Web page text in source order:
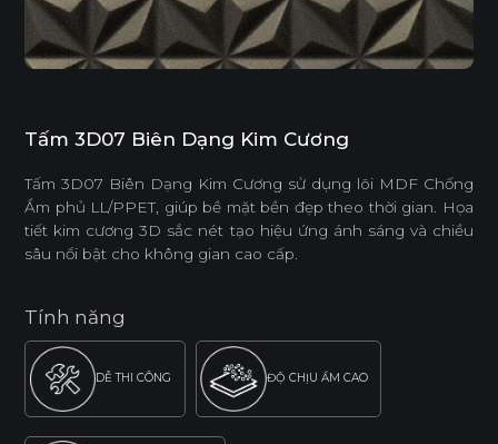
Tấm 3D07 Biên Dạng Kim Cương
Tấm 3D07 Biên Dạng Kim Cương sử dụng lõi MDF Chống
Ẩm phủ LL/PPET, giúp bề mặt bền đẹp theo thời gian. Họa
tiết kim cương 3D sắc nét tạo hiệu ứng ánh sáng và chiều
sâu nổi bật cho không gian cao cấp.
Tính năng
DỄ THI CÔNG ĐỘ CHỊU ẨM CAO